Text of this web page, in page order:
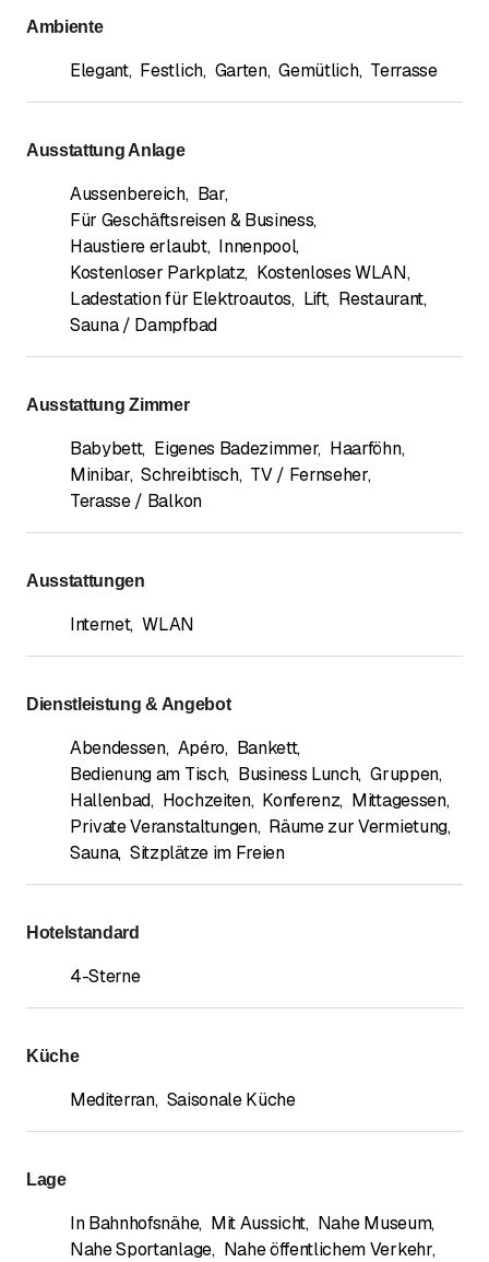
Ambiente
Elegant, Festlich, Garten, Gemütlich, Terrasse
Ausstattung Anlage
Aussenbereich, Bar,
Für Geschäftsreisen & Business,
Haustiere erlaubt, Innenpool,
Kostenloser Parkplatz, Kostenloses WLAN,
Ladestation für Elektroautos, Lift, Restaurant,
Sauna / Dampfbad
Ausstattung Zimmer
Babybett, Eigenes Badezimmer, Haarföhn,
Minibar, Schreibtisch, TV / Fernseher,
Terasse / Balkon
Ausstattungen
Internet, WLAN
Dienstleistung & Angebot
Abendessen, Apéro, Bankett,
Bedienung am Tisch, Business Lunch, Gruppen,
Hallenbad, Hochzeiten, Konferenz, Mittagessen,
Private Veranstaltungen, Räume zur Vermietung,
Sauna, Sitzplätze im Freien
Hotelstandard
4-Sterne
Küche
Mediterran, Saisonale Küche
Lage
In Bahnhofsnähe, Mit Aussicht, Nahe Museum,
Nahe Sportanlage, Nahe öffentlichem Verkehr,